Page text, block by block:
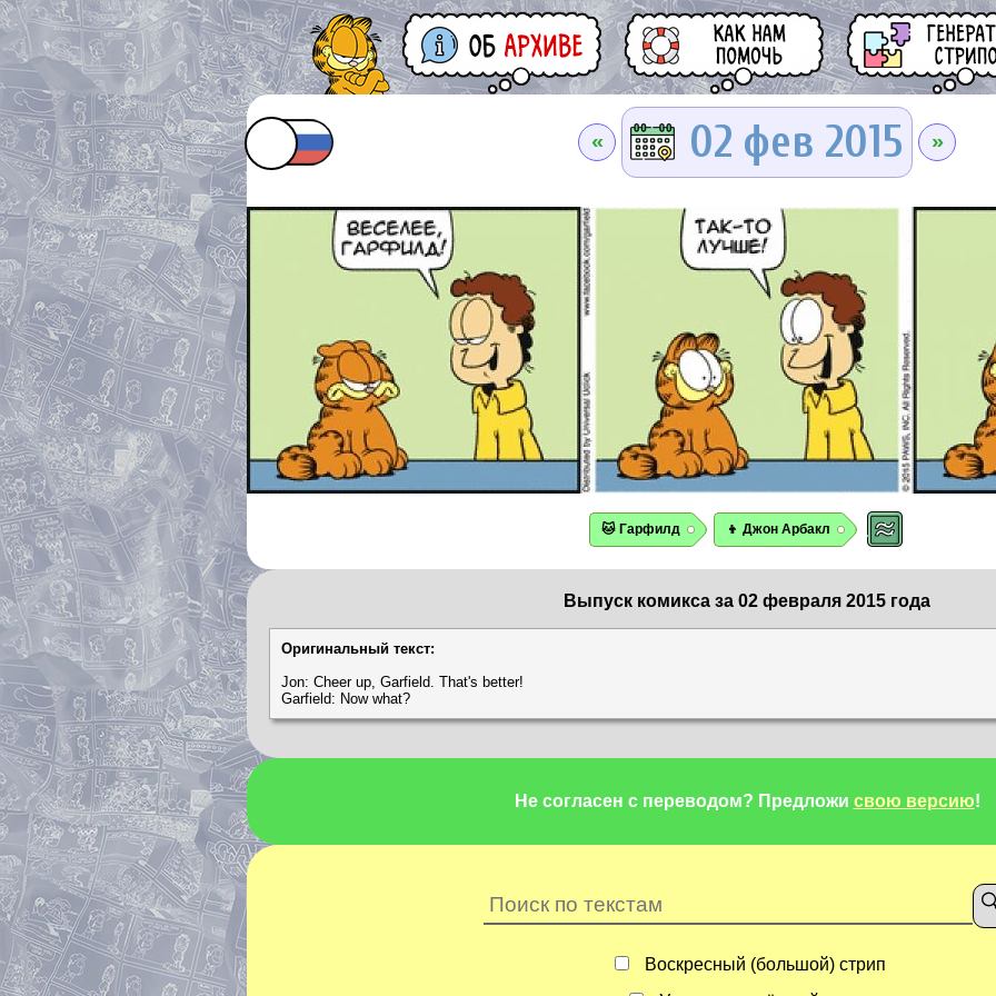
« 02 фев 2015 »
🐱 Гарфилд 👦 Джон Арбакл
Выпуск комикса за 02 февраля 2015 года
Оригинальный текст:
Jon: Cheer up, Garfield. That's better!
Garfield: Now what?
Не согласен с переводом? Предложи свою версию!
Воскресный (большой) стрип